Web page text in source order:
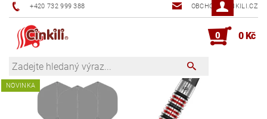
+420 732 999 388 OBCHOD@CINKILI.CZ
0 0 Kč
NOVINKA